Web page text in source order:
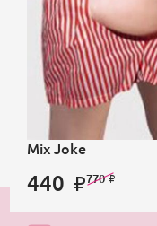
Mix Joke
440 770